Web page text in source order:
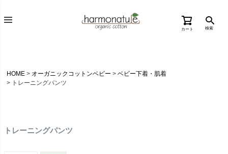
カート 検索
HOME オーガニックコットンベビー
ベビー下着・肌着
トレーニングパンツ
トレーニングパンツ